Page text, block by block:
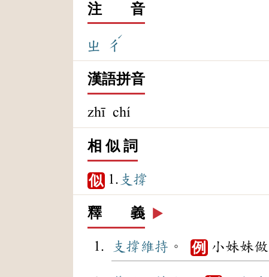
注 音
ㄓ ㄔ
ˊ
漢語拼音
zhī chí
相 似 詞
似 1. 支撐
釋 義 ▶️
支撐維持 。 例 小妹妹做